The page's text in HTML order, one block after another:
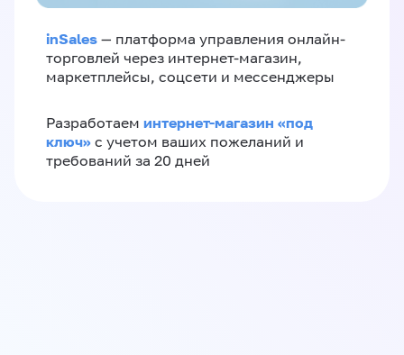
inSales — платформа управления онлайн-
торговлей через интернет-магазин,
маркетплейсы, соцсети и мессенджеры
Разработаем интернет-магазин «‎под
ключ»‎ с учетом ваших пожеланий и
требований за 20 дней